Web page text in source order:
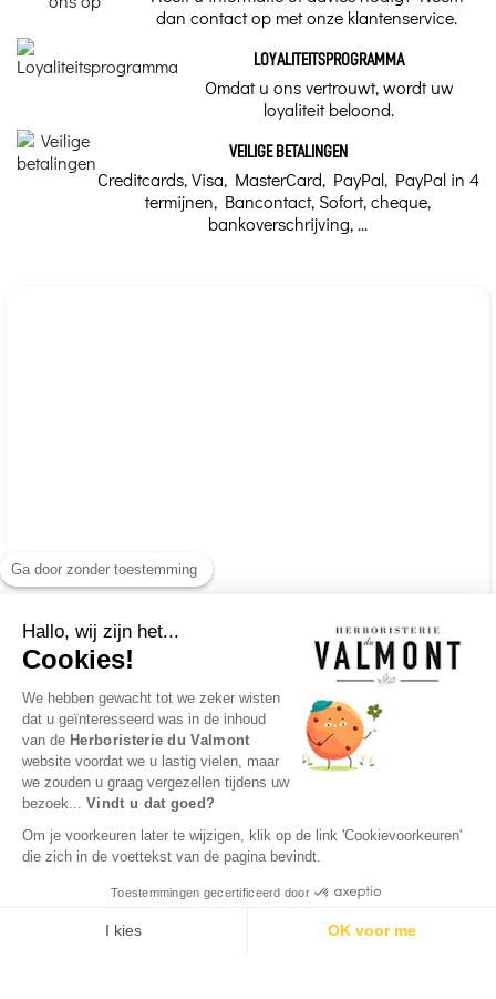
Ga door zonder toestemming
Hallo, wij zijn het...
Cookies!
We hebben gewacht tot we zeker wisten
dat u geïnteresseerd was in de inhoud
van de Herboristerie du Valmont
website voordat we u lastig vielen, maar
we zouden u graag vergezellen tijdens uw
bezoek... Vindt u dat goed?
Om je voorkeuren later te wijzigen, klik op de link 'Cookievoorkeuren'
die zich in de voettekst van de pagina bevindt.
Toestemmingen gecertificeerd door
I kies OK voor me
dan contact op met onze klantenservice.
LOYALITEITSPROGRAMMA
Omdat u ons vertrouwt, wordt uw
loyaliteit beloond.
VEILIGE BETALINGEN
Creditcards, Visa, MasterCard, PayPal, PayPal in 4
termijnen, Bancontact, Sofort, cheque,
bankoverschrijving, ...